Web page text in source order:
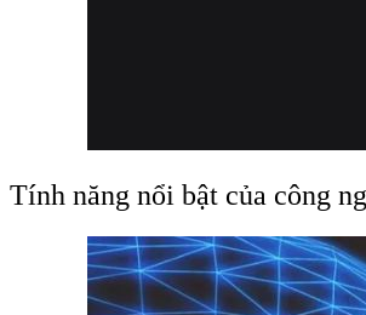
Tính năng nổi bật của công